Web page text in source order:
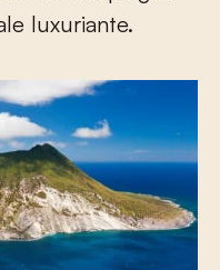
luxuriante.